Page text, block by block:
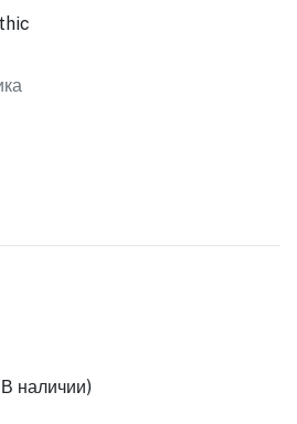
В наличии)